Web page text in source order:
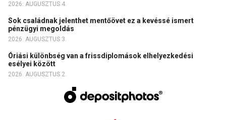
2026. AUGUSZTUS 4.
Sok családnak jelenthet mentőövet ez a kevéssé ismert
pénzügyi megoldás
2026. AUGUSZTUS 3.
Óriási különbség van a frissdiplomások elhelyezkedési
esélyei között
2026. AUGUSZTUS 2.